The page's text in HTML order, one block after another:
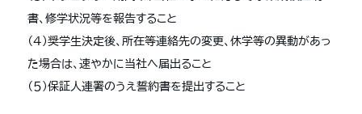
書、修学状況等を報告すること
（４）奨学生決定後、所在等連絡先の変更、休学等の異動があっ
た場合は、速やかに当社へ届出ること
（５）保証人連署のうえ誓約書を提出すること